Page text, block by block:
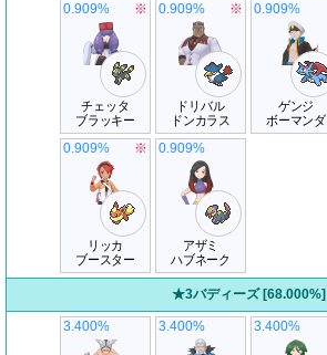
チェッタ
ブラッキー
0.909% ※
ドリバル
ドンカラス
0.909% ※
ゲンジ
ボーマンダ
0.909%
リッカ
ブースター
0.909% ※
アザミ
ハブネーク
0.909%
★3バディーズ [68.000%]
3.400% 3.400% 3.400%